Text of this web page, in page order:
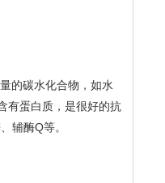
有蛋白质，是很好的抗
辅酶Q等。